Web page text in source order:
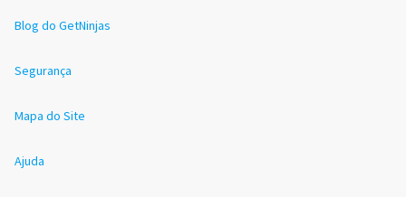
Blog do GetNinjas
Segurança
Mapa do Site
Ajuda